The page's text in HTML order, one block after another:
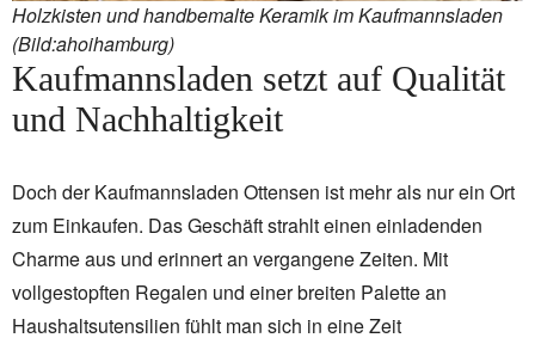
Holzkisten und handbemalte Keramik im Kaufmannsladen
(Bild:ahoihamburg)
Kaufmannsladen setzt auf Qualität
und Nachhaltigkeit
Doch der Kaufmannsladen Ottensen ist mehr als nur ein Ort
zum Einkaufen. Das Geschäft strahlt einen einladenden
Charme aus und erinnert an vergangene Zeiten. Mit
vollgestopften Regalen und einer breiten Palette an
Haushaltsutensilien fühlt man sich in eine Zeit